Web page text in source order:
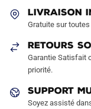
LIVRAISON
Gratuite sur
RETOURS
Garantie Satisfait
priorité.
SUPPORT
Soyez assisté